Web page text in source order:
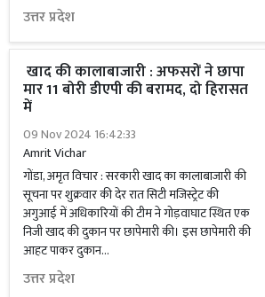
उत्तर प्रदेश
खाद की कालाबाजारी : अफसरों ने छापा
मार 11 बोरी डीएपी की बरामद, दो हिरासत
में
09 Nov 2024 16:42:33
Amrit Vichar
गोंडा, अमृत विचार : सरकारी खाद का कालाबाजारी की
सूचना पर शुक्रवार की देर रात सिटी मजिस्ट्रेट की
अगुआई में अधिकारियों की टीम ने गोड़वाघाट स्थित एक
निजी खाद की दुकान पर छापेमारी की। इस छापेमारी की
आहट पाकर दुकान...
उत्तर प्रदेश